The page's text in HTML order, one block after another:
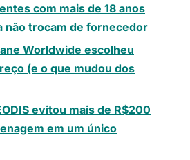
com mais de 18 anos
não trocam de fornecedor
Worldwide escolheu
(e o que mudou dos
evitou mais de R$200
em um único